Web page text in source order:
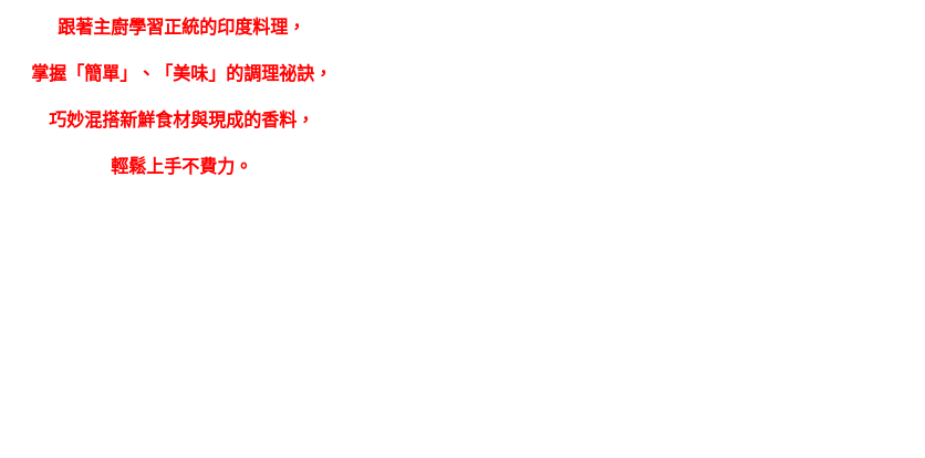
跟著主廚學習正統的印度料理，
掌握「簡單」、「美味」的調理祕訣，
巧妙混搭新鮮食材與現成的香料，
輕鬆上手不費力。